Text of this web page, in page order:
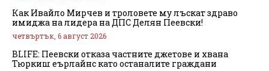
Как Ивайло Мирчев и троловете му лъскат здраво
имиджа на лидера на ДПС Делян Пеевски!
четвъртък, 6 август 2026
BLIFE: Пеевски отказа частните джетове и хвана
Тюркиш еърлайнс като останалите граждани